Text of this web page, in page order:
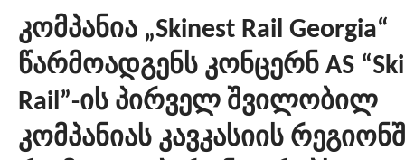
კომპანია „Skinest Rail Georgia“
წარმოადგენს კონცერნ AS
Rail”-ის პირველ შვილობილ
კომპანიას კავკასიის